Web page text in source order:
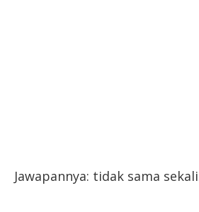
Jawapannya: tidak sama